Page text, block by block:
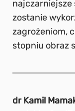
najczarniejsze
zostanie
zagrożeniom,
stopniu obraz
dr Kamil